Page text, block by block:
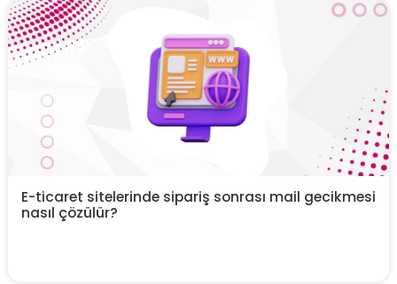
E-ticaret sitelerinde sipariş sonrası mail gecikmesi
nasıl çözülür?